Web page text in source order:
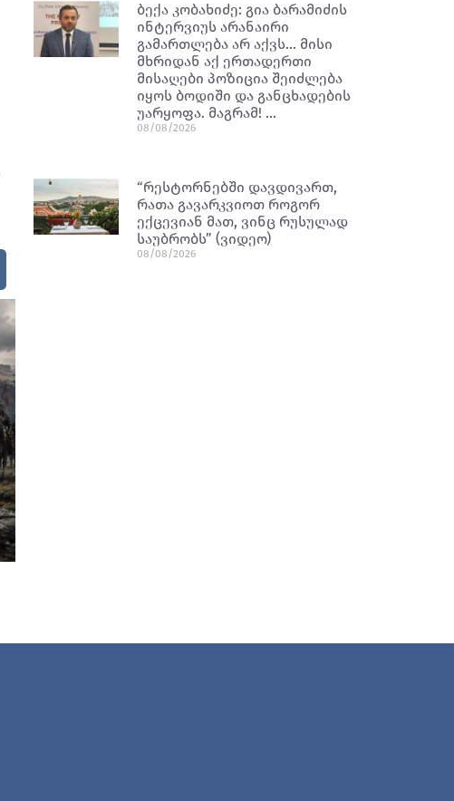
ბექა კობახიძე: გია ბარამიძის
ინტერვიუს არანაირი
გამართლება არ აქვს… მისი
მხრიდან აქ ერთადერთი
მისაღები პოზიცია შეიძლება
იყოს ბოდიში და განცხადების
უარყოფა. მაგრამ! …
08/08/2026
“რესტორნებში დავდივართ,
რათა გავარკვიოთ როგორ
ექცევიან მათ, ვინც რუსულად
საუბრობს” (ვიდეო)
08/08/2026